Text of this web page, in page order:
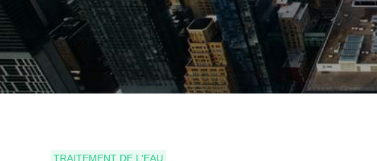
TRAITEMENT DE L'EAU